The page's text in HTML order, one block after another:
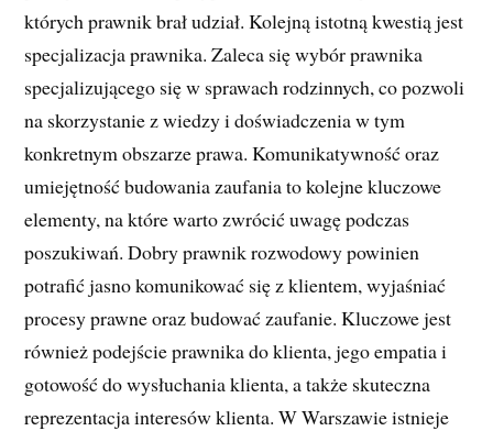
których prawnik brał udział. Kolejną istotną kwestią jest
specjalizacja prawnika. Zaleca się wybór prawnika
specjalizującego się w sprawach rodzinnych, co pozwoli
na skorzystanie z wiedzy i doświadczenia w tym
konkretnym obszarze prawa. Komunikatywność oraz
umiejętność budowania zaufania to kolejne kluczowe
elementy, na które warto zwrócić uwagę podczas
poszukiwań. Dobry prawnik rozwodowy powinien
potrafić jasno komunikować się z klientem, wyjaśniać
procesy prawne oraz budować zaufanie. Kluczowe jest
również podejście prawnika do klienta, jego empatia i
gotowość do wysłuchania klienta, a także skuteczna
reprezentacja interesów klienta. W Warszawie istnieje